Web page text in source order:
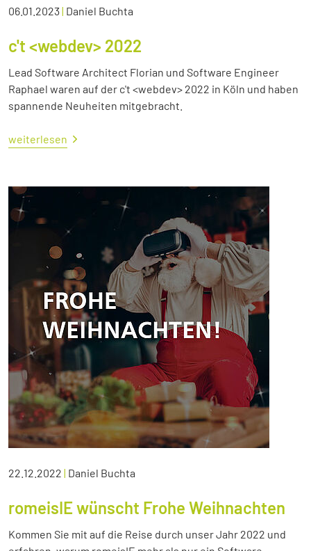
06.01.2023| Daniel Buchta
c't <webdev> 2022
Lead Software Architect Florian und Software Engineer
Raphael waren auf der c't <webdev> 2022 in Köln und haben
spannende Neuheiten mitgebracht.
weiterlesen
22.12.2022 | Daniel Buchta
romeisIE wünscht Frohe Weihnachten
Kommen Sie mit auf die Reise durch unser Jahr 2022 und